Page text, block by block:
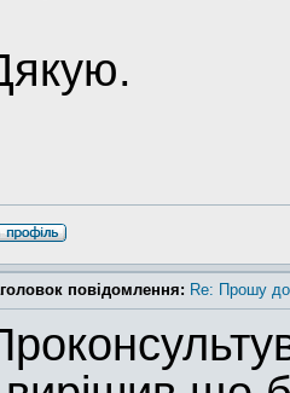
повідомлення: Re: Прошу